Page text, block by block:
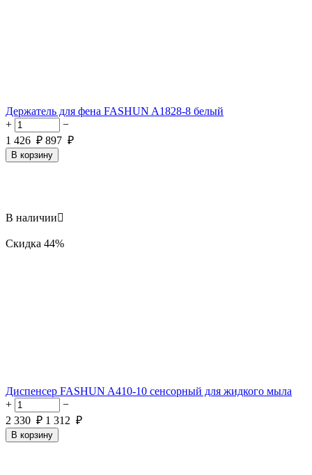
Держатель для фена FASHUN A1828-8 белый
+
−
1 426 ₽ 897 ₽
В корзину
В наличии
Скидка 44%
Диспенсер FASHUN A410-10 сенсорный для жидкого мыла
+
−
2 330 ₽ 1 312 ₽
В корзину